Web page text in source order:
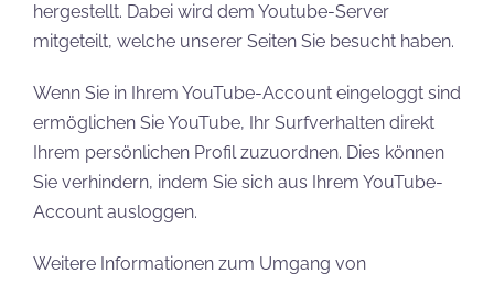
hergestellt. Dabei wird dem Youtube-Server
mitgeteilt, welche unserer Seiten Sie besucht haben.
Wenn Sie in Ihrem YouTube-Account eingeloggt sind
ermöglichen Sie YouTube, Ihr Surfverhalten direkt
Ihrem persönlichen Profil zuzuordnen. Dies können
Sie verhindern, indem Sie sich aus Ihrem YouTube-
Account ausloggen.
Weitere Informationen zum Umgang von